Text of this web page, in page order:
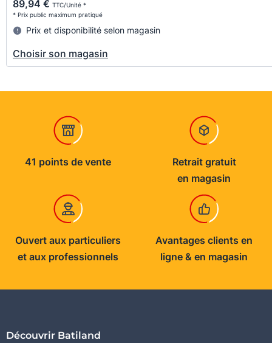
89,94 € TTC/Unité *
* Prix public maximum pratiqué
Prix et disponibilité selon magasin
Choisir son magasin
41 points de vente
Retrait gratuit
en magasin
Ouvert aux particuliers
et aux professionnels
Avantages clients en
ligne & en magasin
Découvrir Batiland